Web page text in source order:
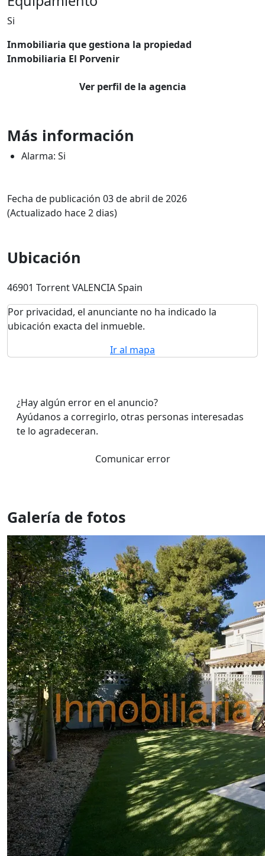
Si
Inmobiliaria que gestiona la propiedad
Inmobiliaria El Porvenir
Ver perfil de la agencia
Más información
Alarma: Si
Fecha de publicación 03 de abril de 2026
(Actualizado hace 2 dias)
Ubicación
46901 Torrent VALENCIA Spain
Por privacidad, el anunciante no ha indicado la
ubicación exacta del inmueble.
Ir al mapa
¿Hay algún error en el anuncio?
Ayúdanos a corregirlo, otras personas interesadas
te lo agradeceran.
Comunicar error
Galería de fotos